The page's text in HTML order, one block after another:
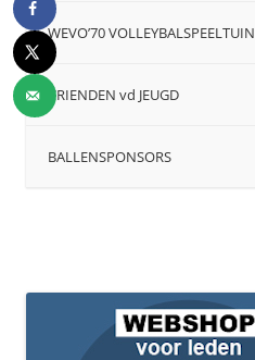
WEVO’70 VOLLEYBALSPEELTUIN
VRIENDEN vd JEUGD
BALLENSPONSORS